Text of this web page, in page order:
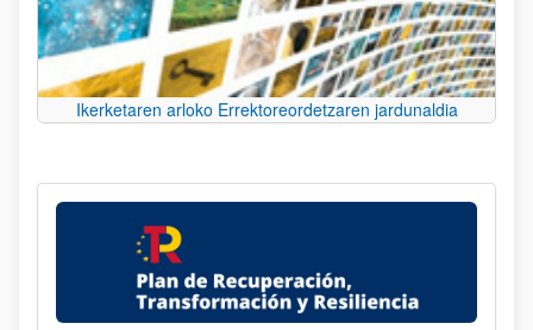
Ikerketaren arloko Errektoreordetzaren jardunaldia